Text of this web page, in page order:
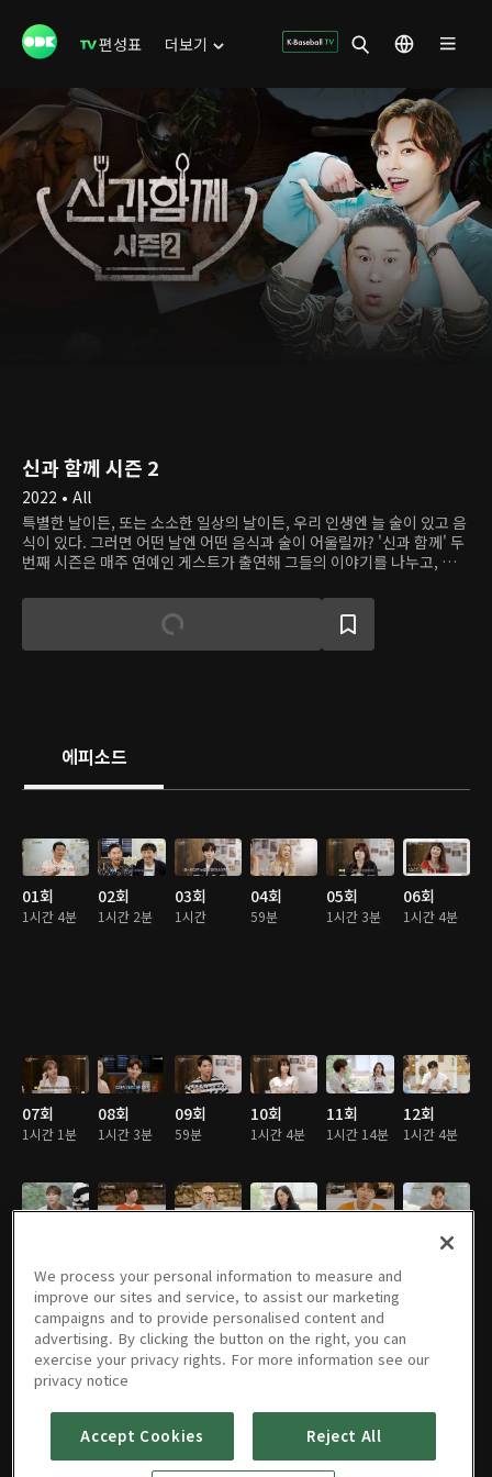
편성표 더보기
신과 함께 시즌 2
2022 • All
특별한 날이든, 또는 소소한 일상의 날이든, 우리 인생엔 늘 술이 있고 음
식이 있다. 그러면 어떤 날엔 어떤 음식과 술이 어울릴까? '신과 함께' 두
번째 시즌은 매주 연예인 게스트가 출연해 그들의 이야기를 나누고, 맛잘
에피소드
01회
1시간 4분
02회
1시간 2분
03회
1시간
04회
59분
05회
1시간 3분
06회
1시간 4분
07회
1시간 1분
08회
1시간 3분
09회
59분
10회
1시간 4분
11회
1시간 14분
12회
1시간 4분
19회
1시간 7분
20회
1시간 4분
21회 22회 23회 30회
We process your personal information to measure and
improve our sites and service, to assist our marketing
campaigns and to provide personalised content and
advertising. By clicking the button on the right, you can
exercise your privacy rights. For more information see our
privacy notice
Accept Cookies Reject All